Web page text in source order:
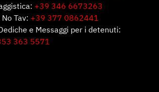
+39 346 6673263
Tav: +39 377 0862441
e Messaggi per i detenuti:
363 5571